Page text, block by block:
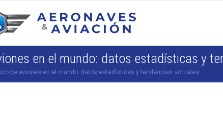
en el mundo: datos estadísticas y
de aviones en el mundo: datos estadísticas y tendencias actuales